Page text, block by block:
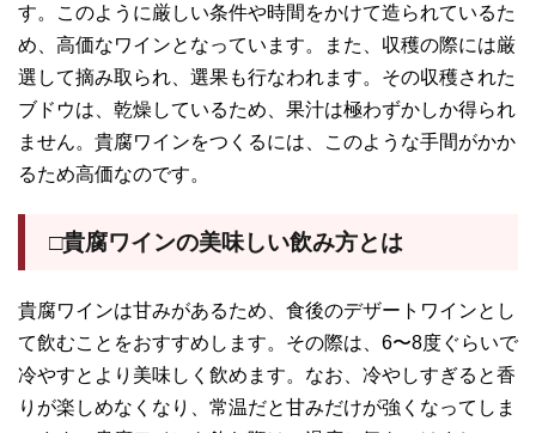
す。このように厳しい条件や時間をかけて造られているた
め、高価なワインとなっています。また、収穫の際には厳
選して摘み取られ、選果も行なわれます。その収穫された
ブドウは、乾燥しているため、果汁は極わずかしか得られ
ません。貴腐ワインをつくるには、このような手間がかか
るため高価なのです。
□貴腐ワインの美味しい飲み方とは
貴腐ワインは甘みがあるため、食後のデザートワインとし
て飲むことをおすすめします。その際は、6〜8度ぐらいで
冷やすとより美味しく飲めます。なお、冷やしすぎると香
りが楽しめなくなり、常温だと甘みだけが強くなってしま